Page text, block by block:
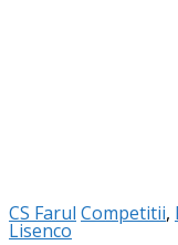
CS Farul Competitii,
Lisenco